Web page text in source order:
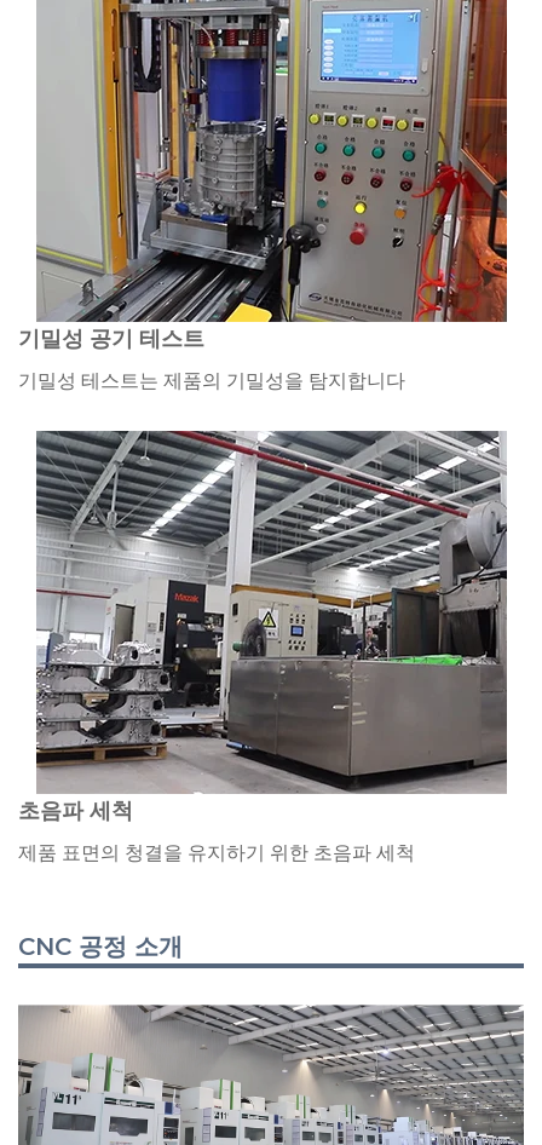
기밀성 공기 테스트
기밀성 테스트는 제품의 기밀성을 탐지합니다
초음파 세척
제품 표면의 청결을 유지하기 위한 초음파 세척
CNC 공정 소개